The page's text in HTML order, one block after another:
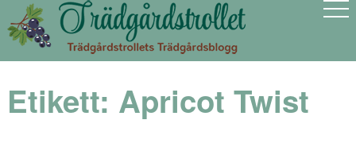
Etikett: Apricot Twist